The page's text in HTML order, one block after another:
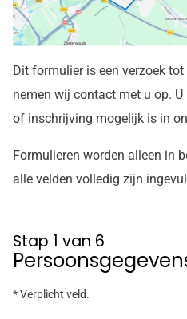
Dit formulier is een verzoek
nemen wij contact met u op.
of inschrijving mogelijk is in
Formulieren worden alleen in
alle velden volledig zijn
Stap 1 van 6
* Verplicht veld.